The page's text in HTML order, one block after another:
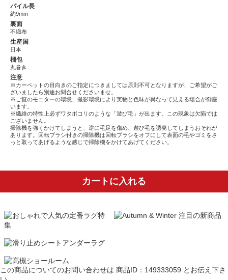
パイル長
約9mm
裏面
不織布
生産国
日本
梱包
丸巻き
注意
※カーペットの目向きのご指定につきましては原則不可となりますが、ご希望がご
ざいましたら別途お問合せくださいませ。
※ご覧のモニターの環境、撮影環境により実物と色味が異なって見える場合が御座
います。
※繊維の特性上必ずワタボコリのような「遊び毛」が出ます。この現象は欠陥では
ございません。
掃除機を強くかけてしまうと、逆に毛足を傷め、遊び毛を誘発してしまうおそれが
あります。回転ブラシ付きの掃除機は回転ブラシをオフにして表面の毛やゴミをさ
っと取ってあげるような感じで掃除機をかけてあげてください。
カートに入れる
この商品についてのお問い合わせは 商品ID：149333059 とお伝え下さ